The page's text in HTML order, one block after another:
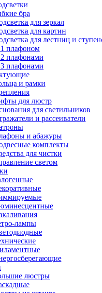
бра
для зеркал
для картин
для лестниц и
плафоном
плафонами
плафонами
и рамки
для люстр
для светильников
и рассеиватели
и абажуры
комплекты
для чистки
светом
лампы
люстры